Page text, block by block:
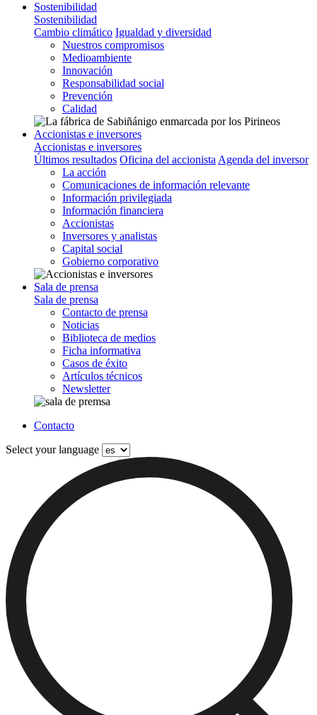
Sostenibilidad
Sostenibilidad
Cambio climático Igualdad y diversidad
Nuestros compromisos
Medioambiente
Innovación
Responsabilidad social
Prevención
Calidad
Accionistas e inversores
Accionistas e inversores
Últimos resultados Oficina del accionista Agenda del inversor
La acción
Comunicaciones de información relevante
Información privilegiada
Información financiera
Accionistas
Inversores y analistas
Capital social
Gobierno corporativo
Sala de prensa
Sala de prensa
Contacto de prensa
Noticias
Biblioteca de medios
Ficha informativa
Casos de éxito
Artículos técnicos
Newsletter
Contacto
Select your language